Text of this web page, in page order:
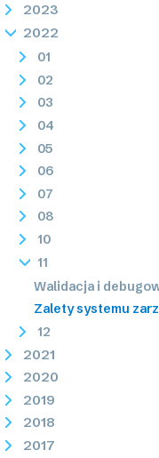
2023
2022
01
02
03
04
05
06
07
08
10
11
Walidacja i
Zalety systemu
12
2021
2020
2019
2018
2017